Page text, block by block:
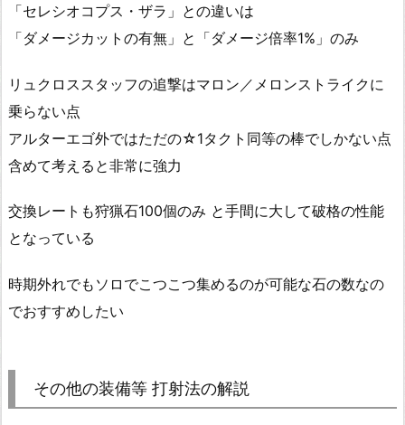
「セレシオコプス・ザラ」との違いは
「ダメージカットの有無」と「ダメージ倍率1%」のみ
リュクロススタッフの追撃はマロン／メロンストライクに
乗らない点
アルターエゴ外ではただの☆1タクト同等の棒でしかない点
含めて考えると非常に強力
交換レートも狩猟石100個のみ と手間に大して破格の性能
となっている
時期外れでもソロでこつこつ集めるのが可能な石の数なの
でおすすめしたい
その他の装備等 打射法の解説